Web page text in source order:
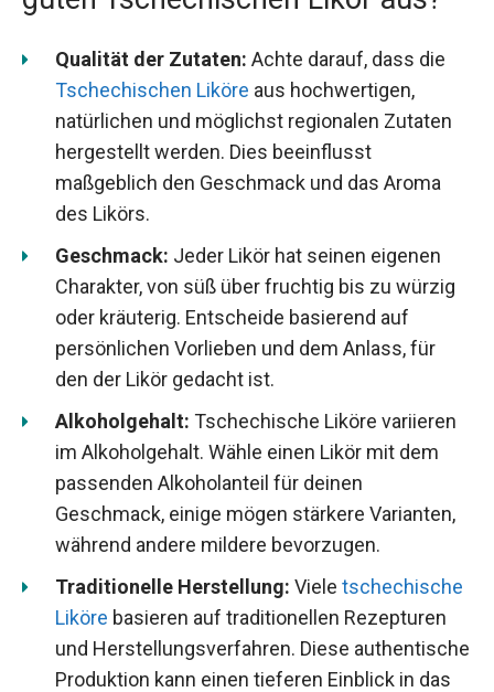
Qualität der Zutaten: Achte darauf, dass die
Tschechischen Liköre aus hochwertigen,
natürlichen und möglichst regionalen Zutaten
hergestellt werden. Dies beeinflusst
maßgeblich den Geschmack und das Aroma
des Likörs.
Geschmack: Jeder Likör hat seinen eigenen
Charakter, von süß über fruchtig bis zu würzig
oder kräuterig. Entscheide basierend auf
persönlichen Vorlieben und dem Anlass, für
den der Likör gedacht ist.
Alkoholgehalt: Tschechische Liköre variieren
im Alkoholgehalt. Wähle einen Likör mit dem
passenden Alkoholanteil für deinen
Geschmack, einige mögen stärkere Varianten,
während andere mildere bevorzugen.
Traditionelle Herstellung: Viele tschechische
Liköre basieren auf traditionellen Rezepturen
und Herstellungsverfahren. Diese authentische
Produktion kann einen tieferen Einblick in das